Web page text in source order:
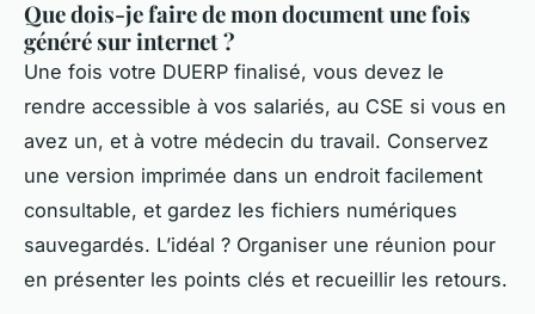
Que dois-je faire de mon document une fois
généré sur internet ?
Une fois votre DUERP finalisé, vous devez le
rendre accessible à vos salariés, au CSE si vous en
avez un, et à votre médecin du travail. Conservez
une version imprimée dans un endroit facilement
consultable, et gardez les fichiers numériques
sauvegardés. L’idéal ? Organiser une réunion pour
en présenter les points clés et recueillir les retours.